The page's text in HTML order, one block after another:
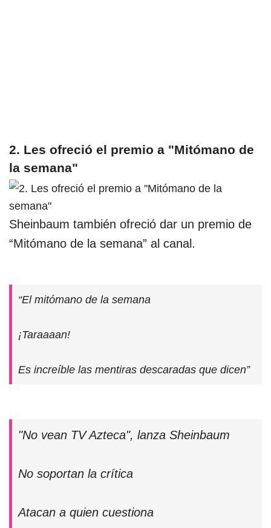
2. Les ofreció el premio a "Mitómano de
la semana"
Sheinbaum también ofreció dar un premio de
“Mitómano de la semana” al canal.
“El mitómano de la semana
¡Taraaaan!
Es increíble las mentiras descaradas que dicen”
"No vean TV Azteca", lanza Sheinbaum
No soportan la crítica
Atacan a quien cuestiona